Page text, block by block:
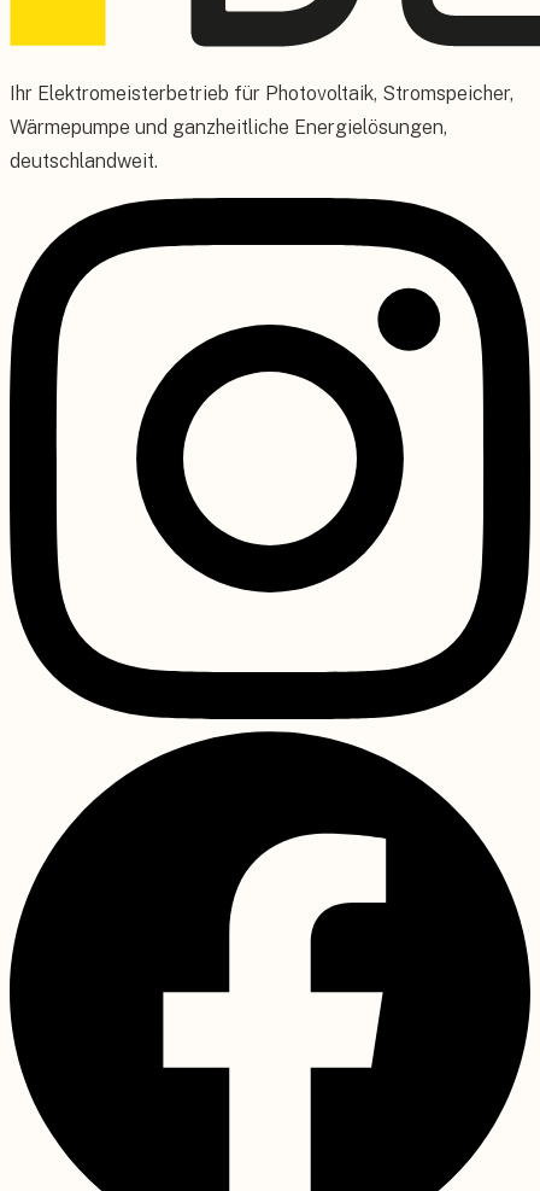
Ihr Elektromeisterbetrieb für Photovoltaik, Stromspeicher,
Wärmepumpe und ganzheitliche Energielösungen,
deutschlandweit.